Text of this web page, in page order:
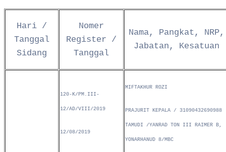
Hari /
Tanggal
Sidang
Nomer
Register /
Tanggal
Nama, Pangkat, NRP,
Jabatan, Kesatuan
120-K/PM.III-
12/AD/VIII/2019
12/08/2019
MIFTAKHUR ROZI
PRAJURIT KEPALA / 31090432690988
TAMUDI /YANRAD TON III RAIMER B,
YONARHANUD 8/MBC